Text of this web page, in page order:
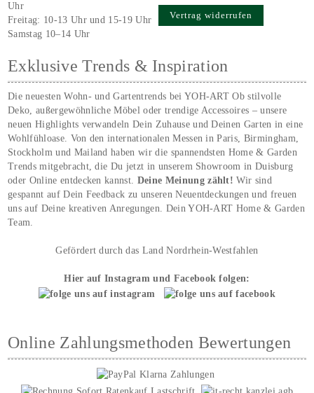
Uhr
Freitag: 10-13 Uhr und 15-19 Uhr
Samstag 10–14 Uhr
Vertrag widerrufen
Exklusive Trends & Inspiration
Die neuesten Wohn- und Gartentrends bei YOH‑ART Ob stilvolle
Deko, außergewöhnliche Möbel oder trendige Accessoires – unsere
neuen Highlights verwandeln Dein Zuhause und Deinen Garten in eine
Wohlfühloase. Von den internationalen Messen in Paris, Birmingham,
Stockholm und Mailand haben wir die spannendsten Home & Garden
Trends mitgebracht, die Du jetzt in unserem Showroom in Duisburg
oder Online entdecken kannst. Deine Meinung zählt!Wir sind
gespannt auf Dein Feedback zu unseren Neuentdeckungen und freuen
uns auf Deine kreativen Anregungen. Dein YOH‑ART Home & Garden
Team.
Gefördert durch das Land Nordrhein-Westfahlen
Hier auf Instagram und Facebook folgen:
Online Zahlungsmethoden Bewertungen